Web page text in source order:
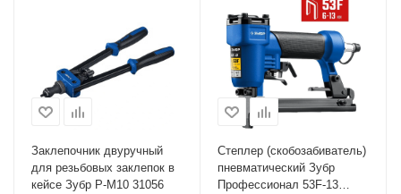
Заклепочник двуручный
для резьбовых заклепок в
кейсе Зубр Р-М10 31056
Степлер (скобозабиватель)
пневматический Зубр
Профессионал 53F-13